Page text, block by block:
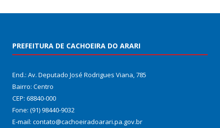
PREFEITURA DE CACHOEIRA DO ARARI
End.: Av. Deputado José Rodrigues Viana, 785
Bairro: Centro
CEP: 68840-000
Fone: (91) 98440-9032
E-mail: contato@cachoeiradoarari.pa.gov.br